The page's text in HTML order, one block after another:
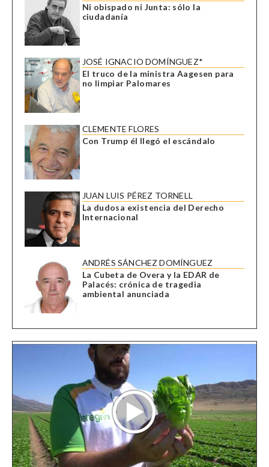
Ni obispado ni Junta: sólo la
ciudadanía
JOSÉ IGNACIO DOMÍNGUEZ*
El truco de la ministra Aagesen para
no limpiar Palomares
CLEMENTE FLORES
Con Trump él llegó el escándalo
JUAN LUIS PÉREZ TORNELL
La dudosa existencia del Derecho
Internacional
ANDRÉS SÁNCHEZ DOMÍNGUEZ
La Cubeta de Overa y la EDAR de
Palacés: crónica de tragedia
ambiental anunciada